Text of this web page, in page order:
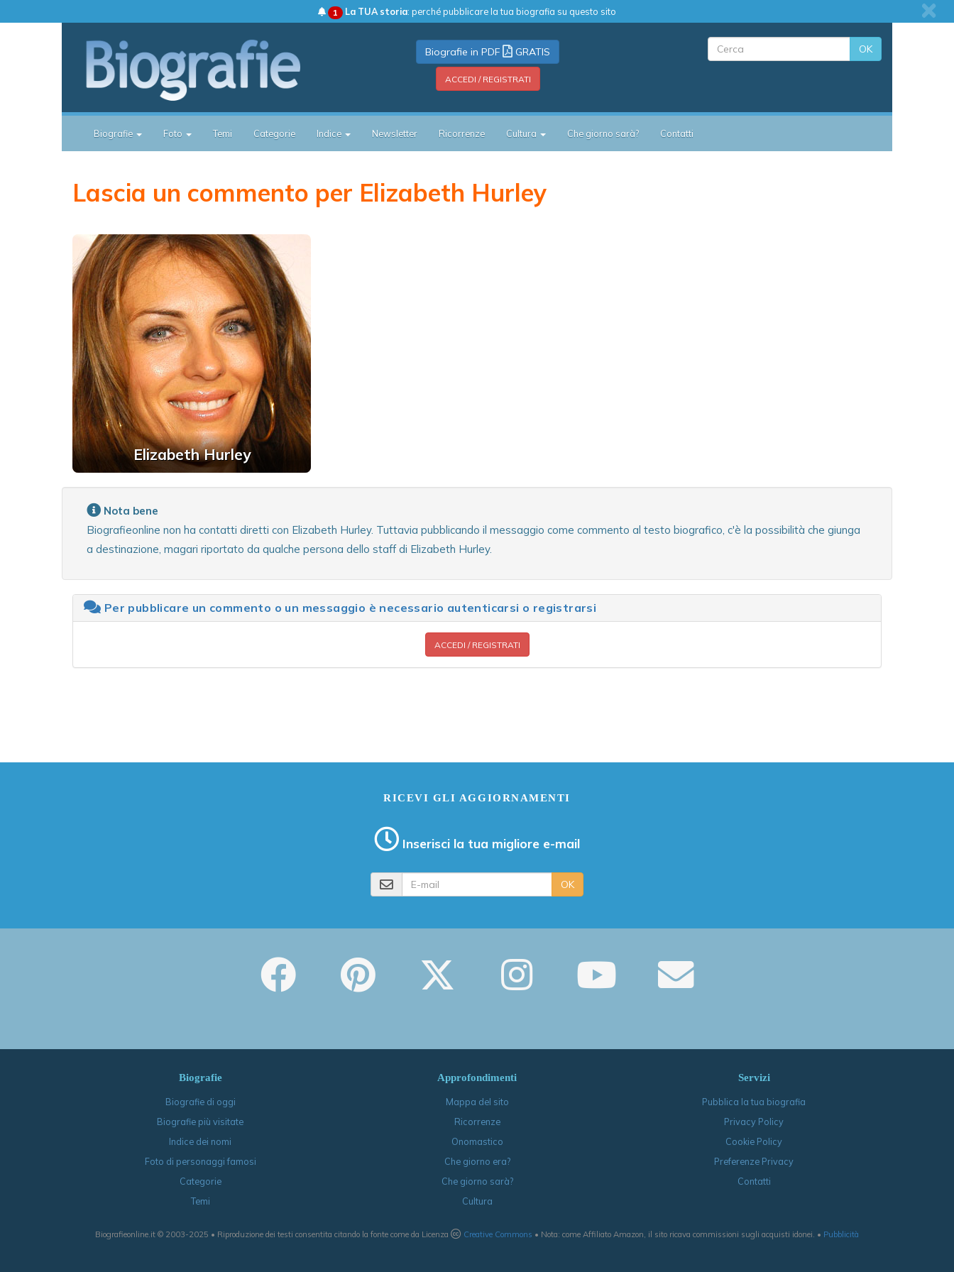
1 La TUA storia: perché pubblicare la tua biografia su questo sito
Biografie in PDF GRATIS
ACCEDI / REGISTRATI
OK
Biografie Foto Temi Categorie Indice Newsletter Ricorrenze Cultura Che giorno sarà? Contatti
Lascia un commento per Elizabeth Hurley
Elizabeth Hurley
Nota bene
Biografieonline non ha contatti diretti con Elizabeth Hurley. Tuttavia pubblicando il messaggio come commento al testo biografico, c'è la possibilità che giunga
a destinazione, magari riportato da qualche persona dello staff di Elizabeth Hurley.
Per pubblicare un commento o un messaggio è necessario autenticarsi o registrarsi
ACCEDI / REGISTRATI
RICEVI GLI AGGIORNAMENTI
Inserisci la tua migliore e-mail
OK
Biografie
Biografie di oggi
Biografie più visitate
Indice dei nomi
Foto di personaggi famosi
Categorie
Temi
Approfondimenti
Mappa del sito
Ricorrenze
Onomastico
Che giorno era?
Che giorno sarà?
Cultura
Servizi
Pubblica la tua biografia
Privacy Policy
Cookie Policy
Preferenze Privacy
Contatti
Biografieonline.it © 2003-2025 • Riproduzione dei testi consentita citando la fonte come da Licenza Creative Commons • Nota: come Affiliato Amazon, il sito ricava commissioni sugli acquisti idonei. • Pubblicità